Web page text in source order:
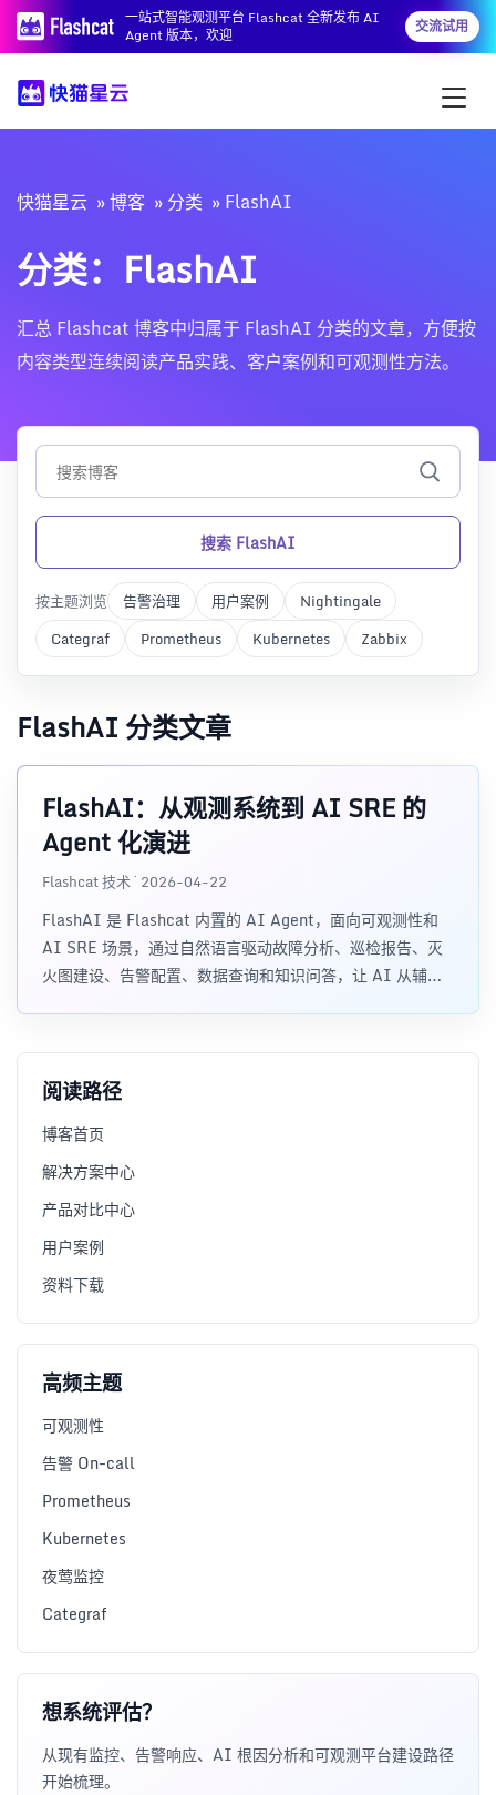
一站式智能观测平台 Flashcat 全新发布 AI
Agent 版本，欢迎
交流试用
快猫星云 博客 分类 FlashAI
分类：FlashAI
汇总 Flashcat 博客中归属于 FlashAI 分类的文章，方便按
内容类型连续阅读产品实践、客户案例和可观测性方法。
搜索 FlashAI
按主题浏览 告警治理 用户案例
Nightingale
Categraf
Prometheus Kubernetes Zabbix
FlashAI 分类文章
FlashAI：从观测系统到 AI SRE 的
Agent 化演进
Flashcat 技术 · 2026-04-22
FlashAI 是 Flashcat 内置的 AI Agent，面向可观测性和
AI SRE 场景，通过自然语言驱动故障分析、巡检报告、灭
火图建设、告警配置、数据查询和知识问答，让 AI 从辅助
阅读路径
博客首页
解决方案中心
产品对比中心
用户案例
资料下载
高频主题
可观测性
告警 On-call
Prometheus
Kubernetes
夜莺监控
Categraf
想系统评估？
从现有监控、告警响应、AI 根因分析和可观测平台建设路径
开始梳理。